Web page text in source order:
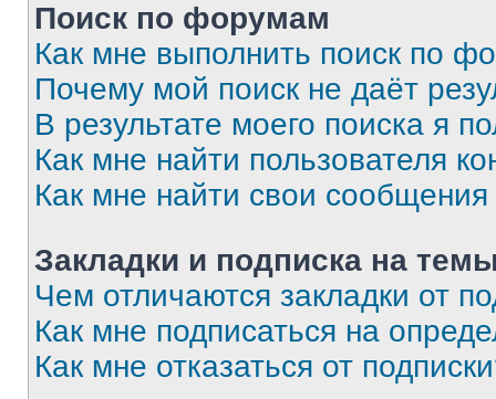
Поиск по форумам
Как мне выполнить поиск по
Почему мой поиск не даёт
В результате моего поиска я
Как мне найти пользователя
Как мне найти свои
Закладки и подписка на
Чем отличаются закладки от
Как мне подписаться на
Как мне отказаться от